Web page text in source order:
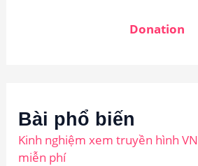
Donation
Bài phổ biến
Kinh nghiệm xem truyền hình
miễn phí